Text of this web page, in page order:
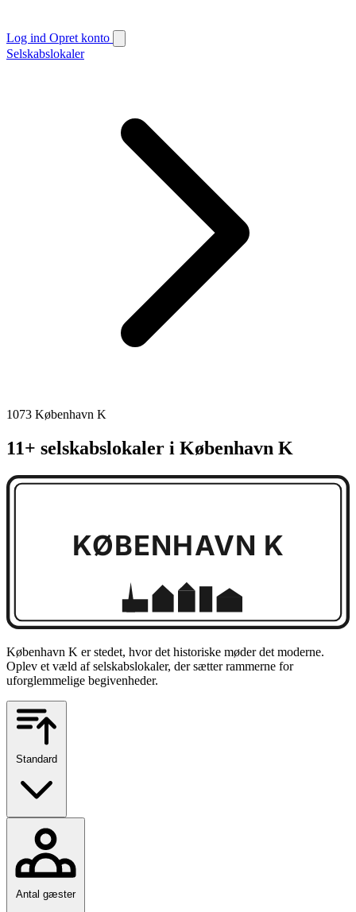
Log ind Opret konto
Selskabslokaler
1073 København K
11+ selskabslokaler i København K
KØBENHAVN K
København K er stedet, hvor det historiske møder det moderne.
Oplev et væld af selskabslokaler, der sætter rammerne for
uforglemmelige begivenheder.
Standard
Antal gæster